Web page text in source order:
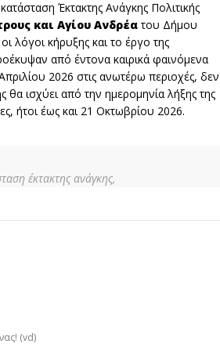
Έκτακτης Ανάγκης Πολιτικής
και Αγίου Ανδρέατου Δήμου
λόγοι κήρυξης και το έργο της
από έντονα καιρικά φαινόμενα
2026 στις ανωτέρω περιοχές, δεν
ισχύει από την ημερομηνία λήξης της
ήτοι έως και 21 Οκτωβρίου 2026.
έκτακτης ανάγκης,
(vd)